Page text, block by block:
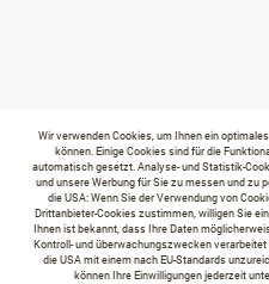
Wir verwenden Cookies, um Ihnen ein
können. Einige Cookies sind für die
automatisch gesetzt. Analyse- und Statistik-
und unsere Werbung für Sie zu messen und zu
die USA: Wenn Sie der Verwendung von
Drittanbieter-Cookies zustimmen, willigen Sie
Ihnen ist bekannt, dass Ihre Daten
Kontroll- und überwachungszwecken
die USA mit einem nach EU-Standards
können Ihre Einwilligungen jederzeit